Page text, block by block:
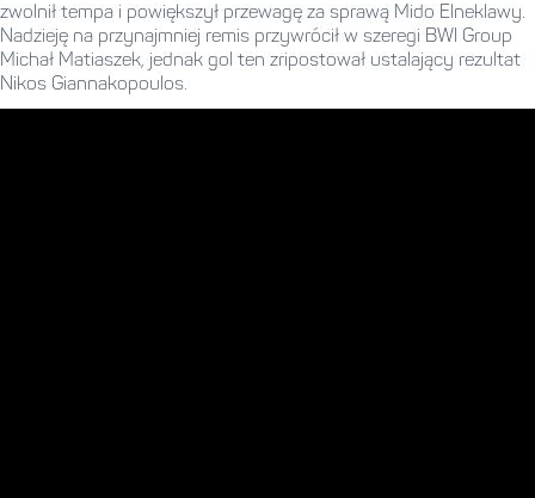
zwolnił tempa i powiększył przewagę za sprawą Mido Elneklawy.
Nadzieję na przynajmniej remis przywrócił w szeregi BWI Group
Michał Matiaszek, jednak gol ten zripostował ustalający rezultat
Nikos Giannakopoulos.